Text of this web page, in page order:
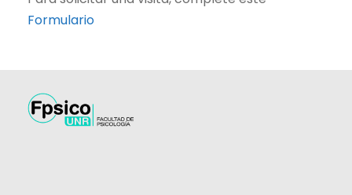
Formulario